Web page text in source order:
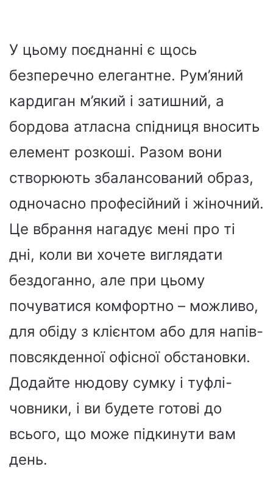
У цьому поєднанні є щось
безперечно елегантне. Рум’яний
кардиган м’який і затишний, а
бордова атласна спідниця вносить
елемент розкоші. Разом вони
створюють збалансований образ,
одночасно професійний і жіночний.
Це вбрання нагадує мені про ті
дні, коли ви хочете виглядати
бездоганно, але при цьому
почуватися комфортно – можливо,
для обіду з клієнтом або для напів-
повсякденної офісної обстановки.
Додайте нюдову сумку і туфлі-
човники, і ви будете готові до
всього, що може підкинути вам
день.